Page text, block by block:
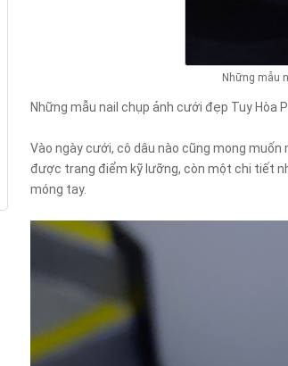
Những mẫu
Những mẫu nail chụp ảnh cưới đẹp Tuy Hòa
Vào ngày cưới, cô dâu nào cũng mong
được trang điểm kỹ lưỡng, còn một chi tiết
móng tay.